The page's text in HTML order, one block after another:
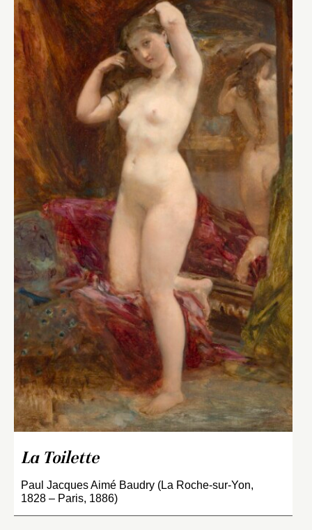
La Toilette
Paul Jacques Aimé Baudry (La Roche-sur-Yon,
1828 – Paris, 1886)